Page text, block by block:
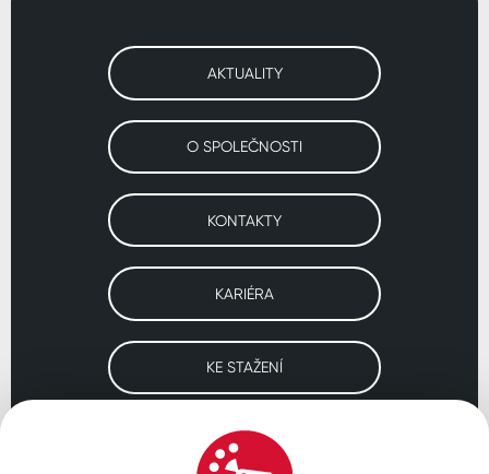
AKTUALITY
O SPOLEČNOSTI
KONTAKTY
KARIÉRA
KE STAŽENÍ
Navštivte naše pobočky